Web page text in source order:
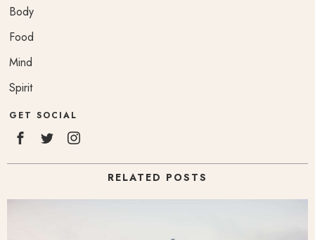
Body
Food
Mind
Spirit
GET SOCIAL
RELATED POSTS